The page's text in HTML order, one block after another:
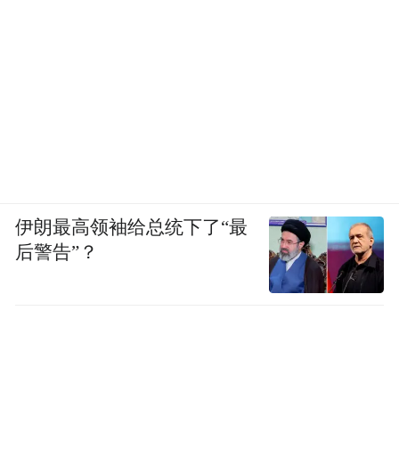
伊朗最高领袖给总统下了“最
后警告”？